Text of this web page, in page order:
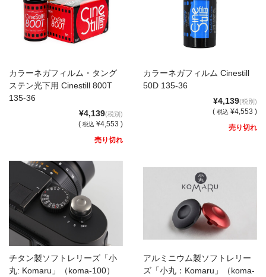
BOX
ソフトレリーズ「小丸」 フィルムカメラ
アウトレット
カラーネガフィルム・タング
ステン光下用 Cinestill 800T
135-36
¥4,139(税別)
(税込 ¥4,553 )
売り切れ
カラーネガフィルム Cinestill
50D 135-36
¥4,139(税別)
( 税込 ¥4,553 )
売り切れ
チタン製ソフトレリーズ「小
丸: Komaru」（koma-100）
アルミニウム製ソフトレリー
ズ「小丸：Komaru」（koma-